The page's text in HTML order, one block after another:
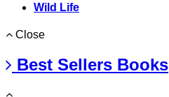
Wild Life
Close
Best Sellers Books